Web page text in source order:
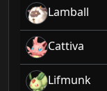
Lamball
Cattiva
Lifmunk